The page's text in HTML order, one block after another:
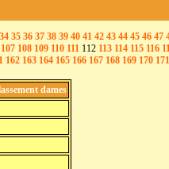
34 35 36 37 38 39 40 41 42 43 44 45 46 47
107 108 109 110 111 112 113 114 115 116
162 163 164 165 166 167 168 169 170 171
dames